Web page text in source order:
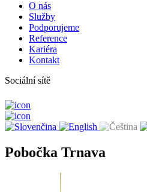
O nás
Služby
Podporujeme
Reference
Kariéra
Kontakt
Sociální sítě
Pobočka Trnava